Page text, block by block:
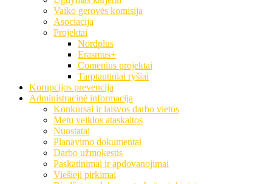
Vaiko gerovės komisija
Asociacija
Projektai
Nordplus
Erasmus+
Comenius projektai
Tarptautiniai ryšiai
Korupcijos prevencija
Administracinė informacija
Konkursai ir laisvos darbo vietos
Metų veiklos ataskaitos
Nuostatai
Planavimo dokumentai
Darbo užmokestis
Paskatinimai ir apdovanojimai
Viešieji pirkimai